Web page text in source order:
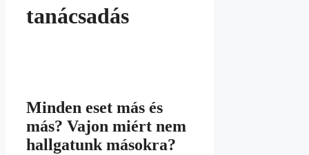
tanácsadás
Minden eset más és
más? Vajon miért nem
hallgatunk másokra?